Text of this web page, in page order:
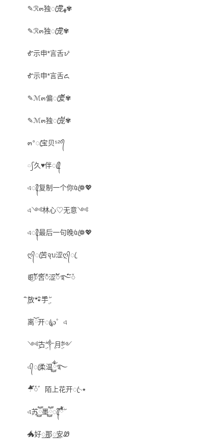
✎ℛ๓独ꦿ宠໊ﻬ✾
✎ℛ๓独ꦿ宠໊✾
Ꮉ示申*言舌ᝡ
Ꮉ示申*言舌ꦌ
✎ℳ๓偏ꦿ爱້✾
✎ℳ๓独ꦿ宠້✾
๓°ꦿ宝贝⁵²º᭄
᳡久♥伴ꦿꦿ᭄
এꦿ᭄复制一个你꧔ꦿ❁💖
এ༺林心♡无意༺
এꦿ᭄最后一句晚꧔ꦿ❁💖
ღ᭄ꦿ苦จุบ涩ღ᭄ꦿ
ꕥ⃝ᮨ້ۖ苦້ۖᮨ涩ᮨ້࿐໌ᮨ
ۣۖิ放🐾ۖิ手ۣۖิ
离ོ开ꦿ℘゜এ
༺ۣۖ古ۣۖ༒ۣ月ۣۖ༻
এ᭄ꦿ柔温ོྂཾ࿆࿐
☂໌້ᮨ゛陌上花开ꦿ࿙٭
এ苏ཽ࿆墨ཽ࿆ꦿ᭄้໊ྃۖ
🐲好꯭那꯭安Ꮺ